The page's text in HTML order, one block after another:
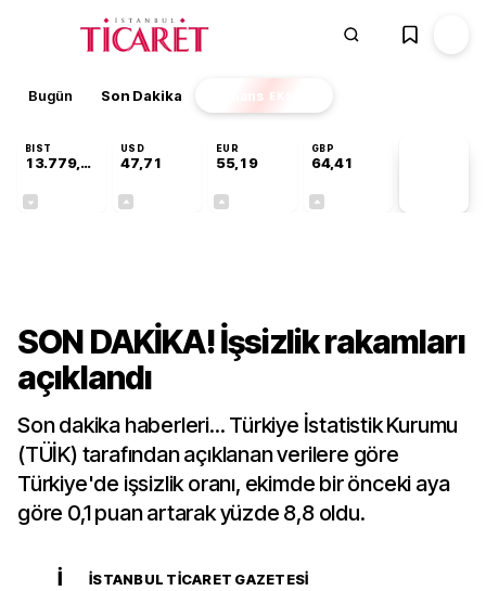
Bugün Son Dakika Finans EKSTRA
BIST
13.779,39
USD
47,71
EUR
55,19
GBP
64,41
SON DAKİKA! İşsizlik rakamları
açıklandı
Son dakika haberleri... Türkiye İstatistik Kurumu
(TÜİK) tarafından açıklanan verilere göre
Türkiye'de işsizlik oranı, ekimde bir önceki aya
göre 0,1 puan artarak yüzde 8,8 oldu.
İ İSTANBUL TICARET GAZETESI